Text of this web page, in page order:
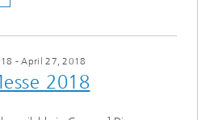
- April 27, 2018
2018